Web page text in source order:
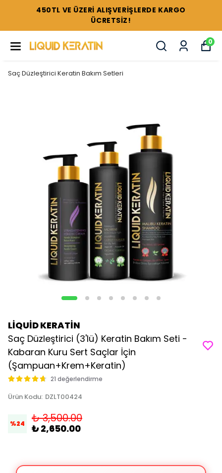
450TL VE ÜZERİ ALIŞVERİŞLERDE KARGO
ÜCRETSİZ!
0
Saç Düzleştirici Keratin Bakım Setleri
LİQUİD KERATİN
Saç Düzleştirici (3'lü) Keratin Bakım Seti -
Kabaran Kuru Sert Saçlar İçin
(Şampuan+Krem+Keratin)
21 değerlendirme
Ürün Kodu: DZLT00424
%24 ₺ 3,500.00
₺ 2,650.00